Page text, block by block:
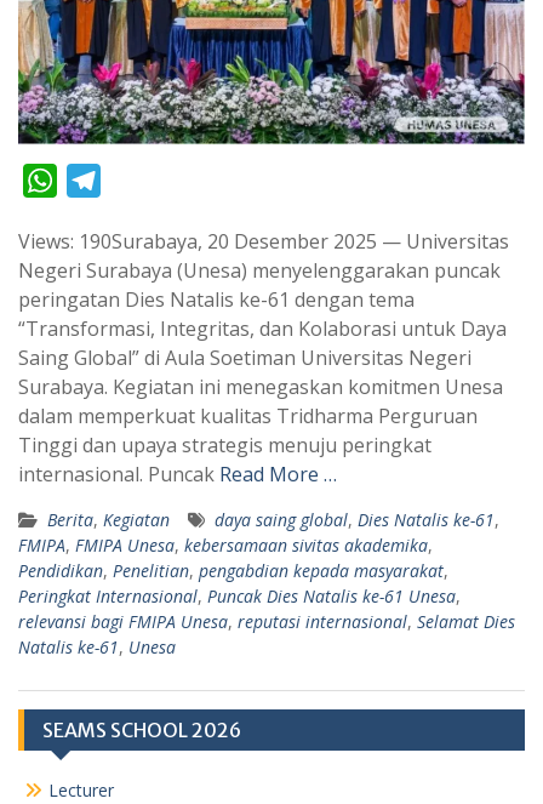
W
a
t
A
p
p
l
e
r
a
m
Views: 190Surabaya, 20 Desember 2025 — Universitas
Negeri Surabaya (Unesa) menyelenggarakan puncak
peringatan Dies Natalis ke-61 dengan tema
“Transformasi, Integritas, dan Kolaborasi untuk Daya
Saing Global” di Aula Soetiman Universitas Negeri
Surabaya. Kegiatan ini menegaskan komitmen Unesa
dalam memperkuat kualitas Tridharma Perguruan
Tinggi dan upaya strategis menuju peringkat
internasional. Puncak Read More …
Berita, Kegiatan daya saing global, Dies Natalis ke-61,
FMIPA, FMIPA Unesa, kebersamaan sivitas akademika,
Pendidikan, Penelitian, pengabdian kepada masyarakat,
Peringkat Internasional, Puncak Dies Natalis ke-61 Unesa,
relevansi bagi FMIPA Unesa, reputasi internasional, Selamat Dies
Natalis ke-61, Unesa
SEAMS SCHOOL 2026
Lecturer